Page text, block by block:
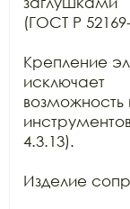
(ГОСТ Р
Крепление
исключает
4.3.13).
Изделие